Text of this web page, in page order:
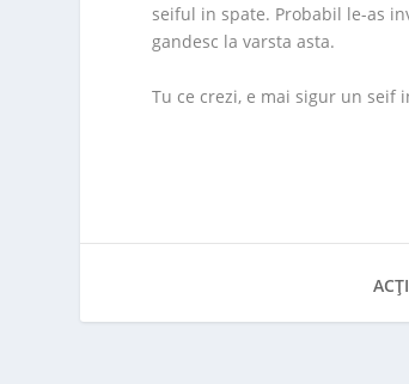
seiful in spate. Probabil le-as
gandesc la varsta asta.
Tu ce crezi, e mai sigur un seif